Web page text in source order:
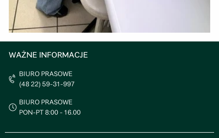
WAŻNE INFORMACJE
BIURO PRASOWE
(48 22) 59-31-997
BIURO PRASOWE
PON-PT 8:00 - 16.00